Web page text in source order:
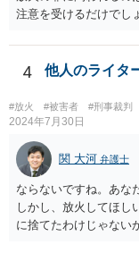
注意を受けるだけでし
4 他人のライタ
#放火 #被害者 #刑事裁判
2024年7月30日
関 大河 弁護士
ならないですね。あな
しかし、放火してほし
に捨てたわけじゃない